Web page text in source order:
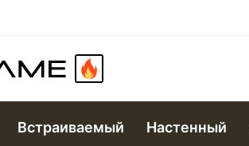
Встраиваемый Настенный